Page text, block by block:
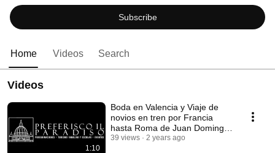
Subscribe
Home Videos Search
Videos
1:10
Boda en Valencia y Viaje de
novios en tren por Francia
hasta Roma de Juan Domingo
y Rebeca
39 views 2 years ago